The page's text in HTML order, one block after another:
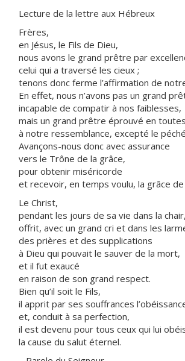
Lecture de la lettre aux Hébreux
Frères,
en Jésus, le Fils de Dieu,
nous avons le grand prêtre par
celui qui a traversé les cieux ;
tenons donc ferme l’affirmation de
En effet, nous n’avons pas un grand
incapable de compatir à nos faiblesses,
mais un grand prêtre éprouvé en
à notre ressemblance, excepté le
Avançons-nous donc avec assurance
vers le Trône de la grâce,
pour obtenir miséricorde
et recevoir, en temps voulu, la grâce
Le Christ,
pendant les jours de sa vie dans la chair,
offrit, avec un grand cri et dans les
des prières et des supplications
à Dieu qui pouvait le sauver de la mort,
et il fut exaucé
en raison de son grand respect.
Bien qu’il soit le Fils,
il apprit par ses souffrances
et, conduit à sa perfection,
il est devenu pour tous ceux qui lui
la cause du salut éternel.